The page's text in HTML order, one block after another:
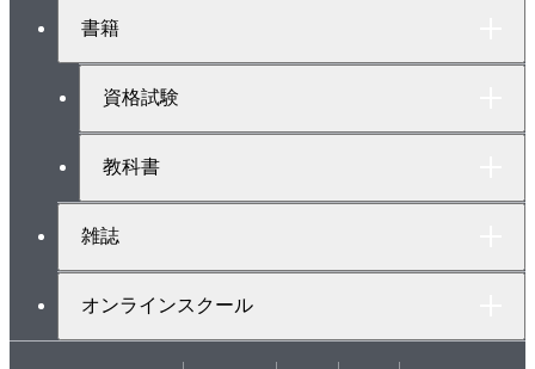
書籍
資格試験
教科書
雑誌
オンラインスクール